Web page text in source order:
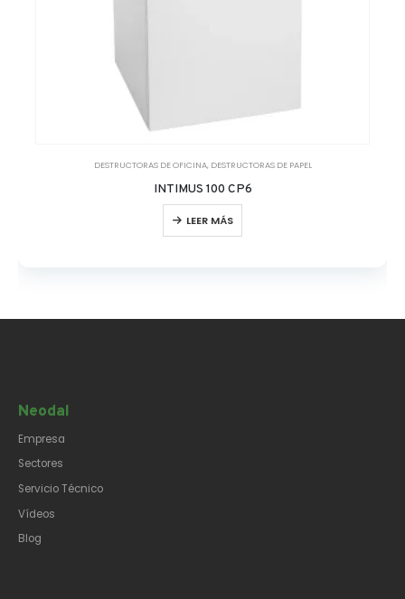
DESTRUCTORAS DE OFICINA, DESTRUCTORAS DE PAPEL
INTIMUS 100 CP6
LEER MÁS
Neodal
Empresa
Sectores
Servicio Técnico
Vídeos
Blog